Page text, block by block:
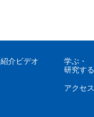
紹介ビデオ 学ぶ ・
研究する
アクセス